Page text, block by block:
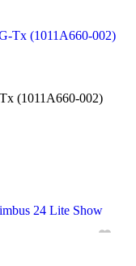
(1011A660-002)